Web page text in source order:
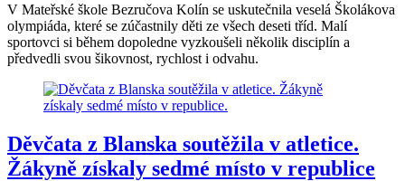
V Mateřské škole Bezručova Kolín se uskutečnila veselá Školákova
olympiáda, které se zúčastnily děti ze všech deseti tříd. Malí
sportovci si během dopoledne vyzkoušeli několik disciplín a
předvedli svou šikovnost, rychlost i odvahu.
Děvčata z Blanska soutěžila v atletice.
Žákyně získaly sedmé místo v republice